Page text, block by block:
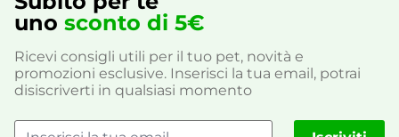
uno sconto di 5€
Ricevi consigli utili per il tuo pet, novità e
promozioni esclusive. Inserisci la tua email, potrai
disiscriverti in qualsiasi momento